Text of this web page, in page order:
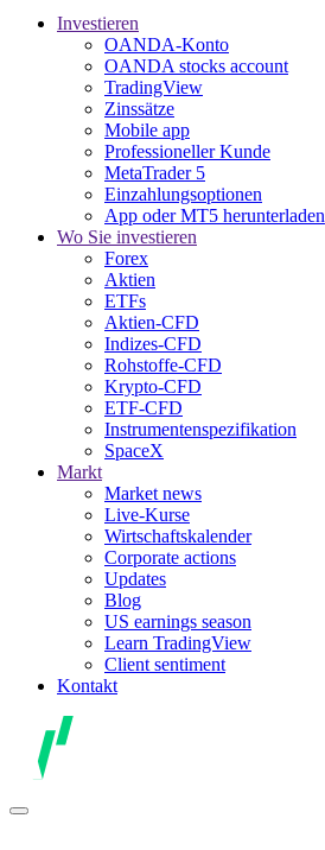
Investieren
OANDA-Konto
OANDA stocks account
TradingView
Zinssätze
Mobile app
Professioneller Kunde
MetaTrader 5
Einzahlungsoptionen
App oder MT5 herunterladen
Wo Sie investieren
Forex
Aktien
ETFs
Aktien-CFD
Indizes-CFD
Rohstoffe-CFD
Krypto-CFD
ETF-CFD
Instrumentenspezifikation
SpaceX
Markt
Market news
Live-Kurse
Wirtschaftskalender
Corporate actions
Updates
Blog
US earnings season
Learn TradingView
Client sentiment
Kontakt